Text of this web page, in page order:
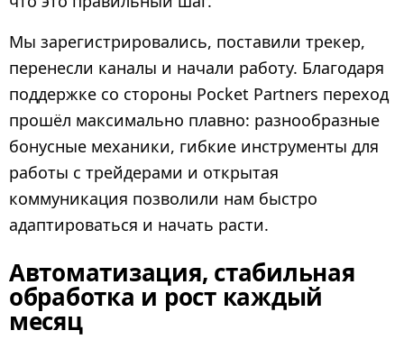
Мы зарегистрировались, поставили трекер,
перенесли каналы и начали работу. Благодаря
поддержке со стороны Pocket Partners переход
прошёл максимально плавно: разнообразные
бонусные механики, гибкие инструменты для
работы с трейдерами и открытая
коммуникация позволили нам быстро
адаптироваться и начать расти.
Автоматизация, стабильная
обработка и рост каждый
месяц